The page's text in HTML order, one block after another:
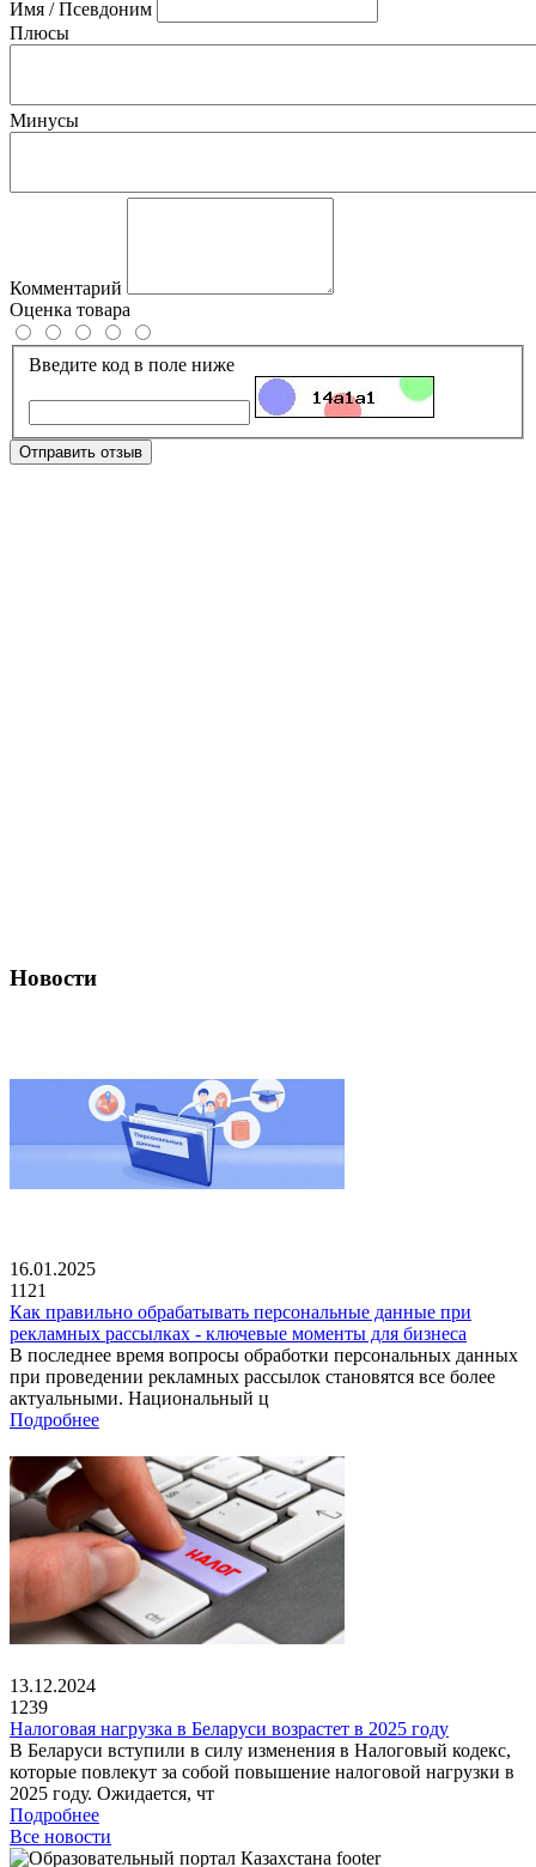
Имя / Псевдоним
Плюсы
Минусы
Комментарий
Оценка товара
Введите код в поле ниже
Отправить отзыв
Новости
16.01.2025
1121
Как правильно обрабатывать персональные данные при
рекламных рассылках - ключевые моменты для бизнеса
В последнее время вопросы обработки персональных данных
при проведении рекламных рассылок становятся все более
актуальными. Национальный ц
Подробнее
13.12.2024
1239
Налоговая нагрузка в Беларуси возрастет в 2025 году
В Беларуси вступили в силу изменения в Налоговый кодекс,
которые повлекут за собой повышение налоговой нагрузки в
2025 году. Ожидается, чт
Подробнее
Все новости